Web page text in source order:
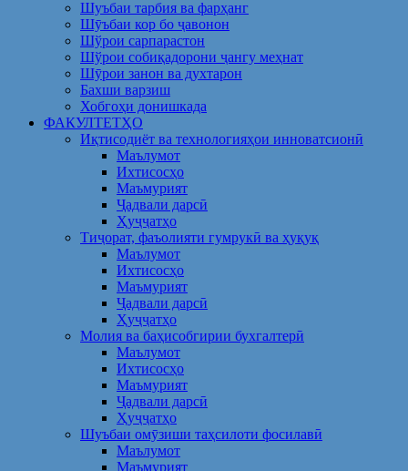
Шуъбаи тарбия ва фарҳанг
Шӯъбаи кор бо ҷавонон
Шўрои сарпарастон
Шўрои собиқадорони ҷангу меҳнат
Шӯрои занон ва духтарон
Бахши варзиш
Хобгоҳи донишкада
ФАКУЛТЕТҲО
Иқтисодиёт ва технологияҳои инноватсионӣ
Маълумот
Ихтисосҳо
Маъмурият
Ҷадвали дарсӣ
Ҳуҷҷатҳо
Тиҷорат, фаъолияти гумрукӣ ва ҳуқуқ
Маълумот
Ихтисосҳо
Маъмурият
Ҷадвали дарсӣ
Ҳуҷҷатҳо
Молия ва баҳисобгирии бухгалтерӣ
Маълумот
Ихтисосҳо
Маъмурият
Ҷадвали дарсӣ
Ҳуҷҷатҳо
Шуъбаи омӯзиши таҳсилоти фосилавӣ
Маълумот
Маъмурият